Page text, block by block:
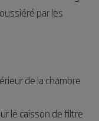
par les
de la chambre
le caisson de filtre